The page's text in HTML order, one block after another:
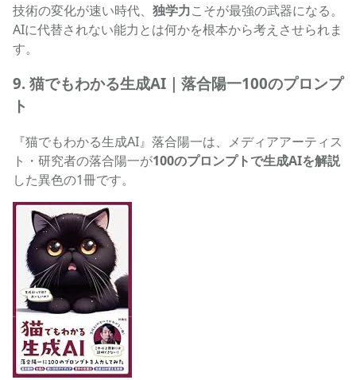
技術の変化が速い時代、 独学力こそが最強の武器になる。
AIに代替されない能力とは何かを根本から考えさせられま
す。
9. 猫でもわかる生成AI｜落合陽一100のプロンプ
ト
『猫でもわかる生成AI』落合陽一は、メディアアーティス
ト・研究者の落合陽一が100のプロンプトで生成AIを解説
した異色の1冊です。
猫でもわかる生成AIの商品ページへ